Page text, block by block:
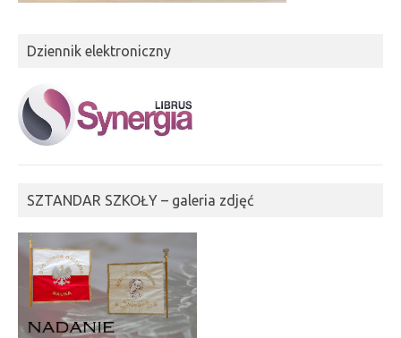
Dziennik elektroniczny
SZTANDAR SZKOŁY – galeria zdjęć